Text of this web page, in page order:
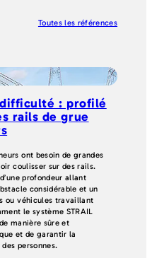
Toutes les références
difficulté : profilé
rails de grue
ont besoin de grandes
coulisser sur des rails.
profondeur allant
considérable et un
ou véhicules travaillant
le système STRAIL
manière sûre et
et de garantir la
personnes.